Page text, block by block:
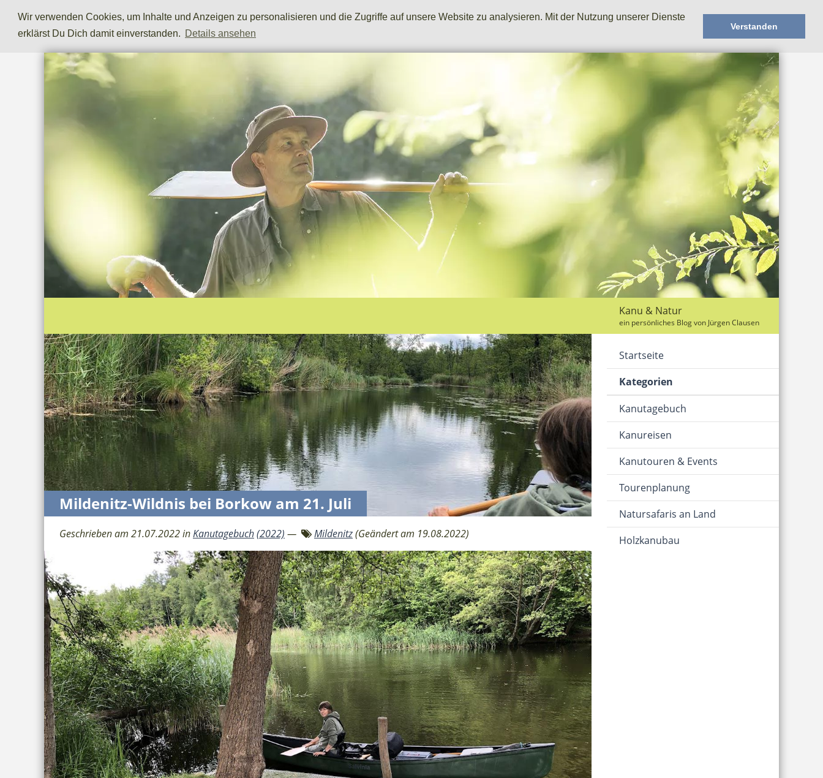
Wir verwenden Cookies, um Inhalte und Anzeigen zu personalisieren und die Zugriffe auf unsere Website zu analysieren. Mit der Nutzung unserer Dienste
erklärst Du Dich damit einverstanden. Details ansehen
Verstanden
Kanu & Natur
ein persönliches Blog von Jürgen Clausen
Startseite
Kategorien
Kanutagebuch
Kanureisen
Kanutouren & Events
Tourenplanung
Natursafaris an Land
Holzkanubau
Mildenitz-Wildnis bei Borkow am 21. Juli
Geschrieben am 21.07.2022 inKanutagebuch(2022) — Mildenitz(Geändert am 19.08.2022)